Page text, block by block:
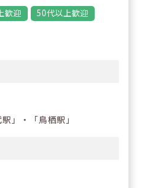
プしたい方向け！
長ポジションでの
規定により別途支
歓迎
50代以上歓迎
」・「鳥栖駅」